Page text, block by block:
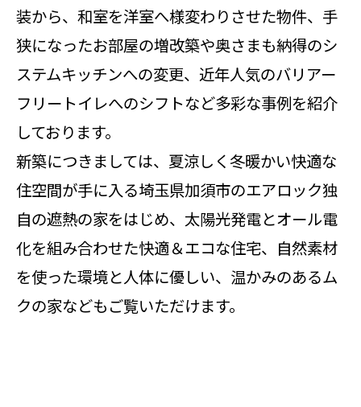
装から、和室を洋室へ様変わりさせた物件、手
狭になったお部屋の増改築や奥さまも納得のシ
ステムキッチンへの変更、近年人気のバリアー
フリートイレへのシフトなど多彩な事例を紹介
しております。
新築につきましては、夏涼しく冬暖かい快適な
住空間が手に入る埼玉県加須市のエアロック独
自の遮熱の家をはじめ、太陽光発電とオール電
化を組み合わせた快適＆エコな住宅、自然素材
を使った環境と人体に優しい、温かみのあるム
クの家などもご覧いただけます。